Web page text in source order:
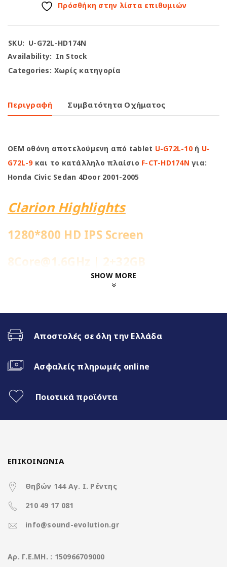
Πρόσθήκη στην λίστα επιθυμιών
SKU: U-G72L-HD174N
Availability: In Stock
Categories: Χωρίς κατηγορία
Περιγραφή Συμβατότητα Οχήματος
OEM οθόνη αποτελούμενη από tablet U-G72L-10ή U-
G72L-9και το κατάλληλο πλαίσιο F-CT-HD174N για:
Honda Civic Sedan 4Door 2001-2005
Clarion Highlights
1280*800 HD IPS Screen
8Core@1.6GHz | 2+32GB
Ενσωματωμένη 4G Sim Slot
Fast Boot 1-2sec
Ασύρματο CarPlay & Ασύρματο
3 Διαφορετικά θέματα
Χαρακτηριστικά
SHOW MORE
Αποστολές σε όλη την Ελλάδα
Ασφαλείς πληρωμές online
Ποιοτικά προϊόντα
ΕΠΙΚΟΙΝΩΝΙΑ
Θηβών 144 Αγ. Ι. Ρέντης
210 49 17 081
info@sound-evolution.gr
Aρ. Γ.Ε.ΜΗ. : 150966709000